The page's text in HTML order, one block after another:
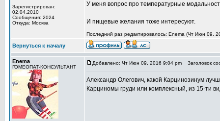
Зарегистрирован:
02.04.2010
Сообщения: 2024
Откуда: Москва
У меня вопрос про температурные
И пищевые желания тоже интересуют.
Последний раз редактировалось: Enema (Чт Июн 09,
Вернуться к началу
Enema
ГОМЕОПАТ-КОНСУЛЬТАНТ
Добавлено: Чт Июн 09, 2016 9:04 pm Заголовок
Александр Олегович, какой Карцинозинум
Карциномы груди или комплексный, из 15-ти